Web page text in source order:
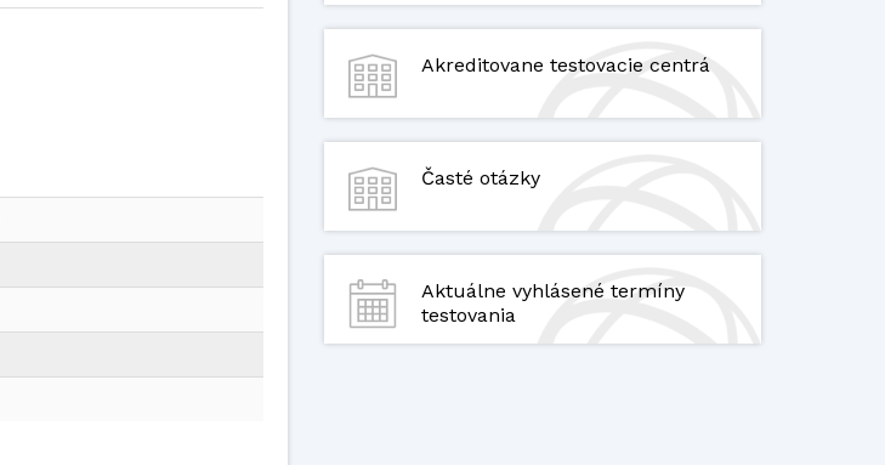
Akreditovane testovacie centrá
Časté otázky
Aktuálne vyhlásené termíny
testovania